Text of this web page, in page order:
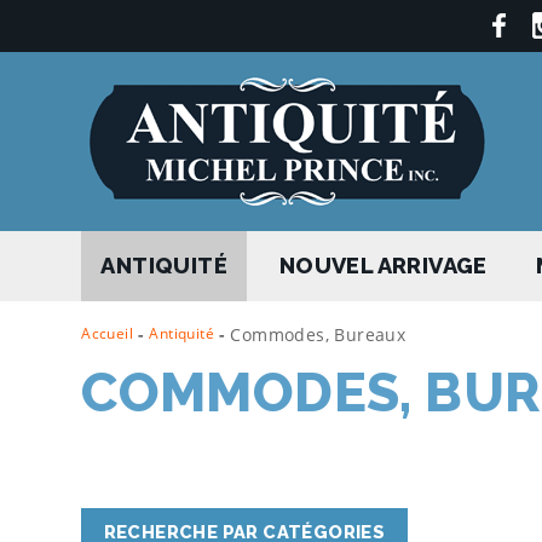
ANTIQUITÉ NOUVEL ARRIVAGE
Accueil - Antiquité - Commodes, Bureaux
COMMODES,
RECHERCHE PAR CATÉGORIES